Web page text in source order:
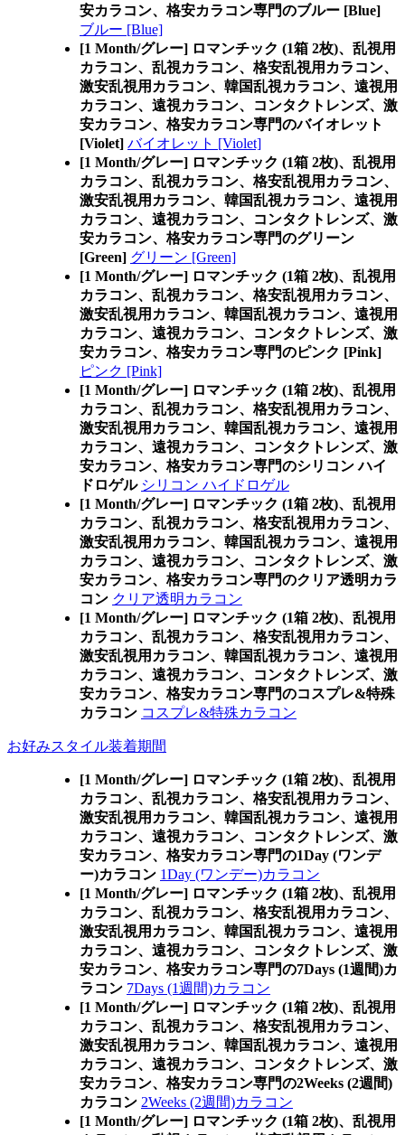
安カラコン、格安カラコン専門のブルー [Blue]
ブルー [Blue]
[1 Month/グレー] ロマンチック (1箱 2枚)、乱視用
カラコン、乱視カラコン、格安乱視用カラコン、
激安乱視用カラコン、韓国乱視カラコン、遠視用
カラコン、遠視カラコン、コンタクトレンズ、激
安カラコン、格安カラコン専門のバイオレット
[Violet] バイオレット [Violet]
[1 Month/グレー] ロマンチック (1箱 2枚)、乱視用
カラコン、乱視カラコン、格安乱視用カラコン、
激安乱視用カラコン、韓国乱視カラコン、遠視用
カラコン、遠視カラコン、コンタクトレンズ、激
安カラコン、格安カラコン専門のグリーン
[Green] グリーン [Green]
[1 Month/グレー] ロマンチック (1箱 2枚)、乱視用
カラコン、乱視カラコン、格安乱視用カラコン、
激安乱視用カラコン、韓国乱視カラコン、遠視用
カラコン、遠視カラコン、コンタクトレンズ、激
安カラコン、格安カラコン専門のピンク [Pink]
ピンク [Pink]
[1 Month/グレー] ロマンチック (1箱 2枚)、乱視用
カラコン、乱視カラコン、格安乱視用カラコン、
激安乱視用カラコン、韓国乱視カラコン、遠視用
カラコン、遠視カラコン、コンタクトレンズ、激
安カラコン、格安カラコン専門のシリコン ハイ
ドロゲル シリコン ハイドロゲル
[1 Month/グレー] ロマンチック (1箱 2枚)、乱視用
カラコン、乱視カラコン、格安乱視用カラコン、
激安乱視用カラコン、韓国乱視カラコン、遠視用
カラコン、遠視カラコン、コンタクトレンズ、激
安カラコン、格安カラコン専門のクリア透明カラ
コン クリア透明カラコン
[1 Month/グレー] ロマンチック (1箱 2枚)、乱視用
カラコン、乱視カラコン、格安乱視用カラコン、
激安乱視用カラコン、韓国乱視カラコン、遠視用
カラコン、遠視カラコン、コンタクトレンズ、激
安カラコン、格安カラコン専門のコスプレ&特殊
カラコン コスプレ&特殊カラコン
お好みスタイル装着期間
[1 Month/グレー] ロマンチック (1箱 2枚)、乱視用
カラコン、乱視カラコン、格安乱視用カラコン、
激安乱視用カラコン、韓国乱視カラコン、遠視用
カラコン、遠視カラコン、コンタクトレンズ、激
安カラコン、格安カラコン専門の1Day (ワンデ
ー)カラコン 1Day (ワンデー)カラコン
[1 Month/グレー] ロマンチック (1箱 2枚)、乱視用
カラコン、乱視カラコン、格安乱視用カラコン、
激安乱視用カラコン、韓国乱視カラコン、遠視用
カラコン、遠視カラコン、コンタクトレンズ、激
安カラコン、格安カラコン専門の7Days (1週間)カ
ラコン 7Days (1週間)カラコン
[1 Month/グレー] ロマンチック (1箱 2枚)、乱視用
カラコン、乱視カラコン、格安乱視用カラコン、
激安乱視用カラコン、韓国乱視カラコン、遠視用
カラコン、遠視カラコン、コンタクトレンズ、激
安カラコン、格安カラコン専門の2Weeks (2週間)
カラコン 2Weeks (2週間)カラコン
[1 Month/グレー] ロマンチック (1箱 2枚)、乱視用